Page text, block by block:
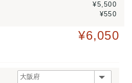
¥5,500
¥550
¥6,050